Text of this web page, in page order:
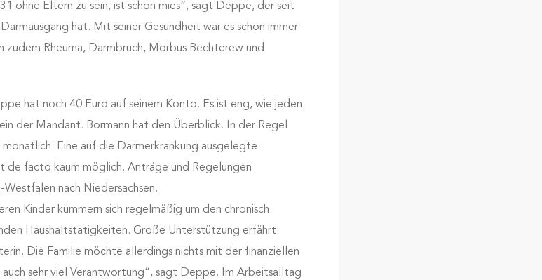
ohne Eltern zu sein, ist schon mies“, sagt Deppe, der seit
hat. Mit seiner Gesundheit war es schon immer
Rheuma, Darmbruch, Morbus Bechterew und
hat noch 40 Euro auf seinem Konto. Es ist eng, wie jeden
der Mandant. Bormann hat den Überblick. In der Regel
Eine auf die Darmerkrankung ausgelegte
de facto kaum möglich. Anträge und Regelungen
nach Niedersachsen.
Kinder kümmern sich regelmäßig um den chronisch
Haushaltstätigkeiten. Große Unterstützung erfährt
Die Familie möchte allerdings nichts mit der finanziellen
auch sehr viel Verantwortung“, sagt Deppe. Im Arbeitsalltag